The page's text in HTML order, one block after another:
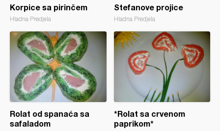
Korpice sa pirinčem
Hladna Predjela
Stefanove projice
Hladna Predjela
Rolat od spanaća sa
safaladom
*Rolat sa crvenom
paprikom*